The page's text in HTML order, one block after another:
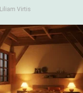
Liliam Virtis